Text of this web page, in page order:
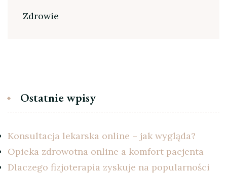
Zdrowie
Ostatnie wpisy
Konsultacja lekarska online – jak wygląda?
Opieka zdrowotna online a komfort pacjenta
Dlaczego fizjoterapia zyskuje na popularności